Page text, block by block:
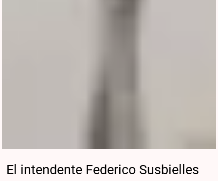
El intendente Federico Susbielles